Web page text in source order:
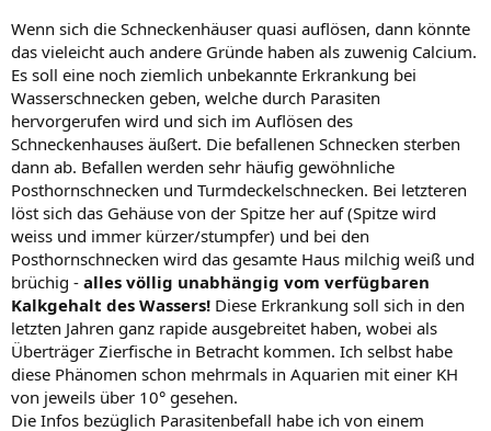
Wenn sich die Schneckenhäuser quasi auflösen, dann könnte
das vieleicht auch andere Gründe haben als zuwenig Calcium.
Es soll eine noch ziemlich unbekannte Erkrankung bei
Wasserschnecken geben, welche durch Parasiten
hervorgerufen wird und sich im Auflösen des
Schneckenhauses äußert. Die befallenen Schnecken sterben
dann ab. Befallen werden sehr häufig gewöhnliche
Posthornschnecken und Turmdeckelschnecken. Bei letzteren
löst sich das Gehäuse von der Spitze her auf (Spitze wird
weiss und immer kürzer/stumpfer) und bei den
Posthornschnecken wird das gesamte Haus milchig weiß und
brüchig - alles völlig unabhängig vom verfügbaren
Kalkgehalt des Wassers! Diese Erkrankung soll sich in den
letzten Jahren ganz rapide ausgebreitet haben, wobei als
Überträger Zierfische in Betracht kommen. Ich selbst habe
diese Phänomen schon mehrmals in Aquarien mit einer KH
von jeweils über 10° gesehen.
Die Infos bezüglich Parasitenbefall habe ich von einem